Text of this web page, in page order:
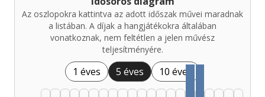
Az oszlopokra kattintva az adott időszak művei maradnak
a listában. A díjak a hangjátékokra általában
vonatkoznak, nem feltétlen a jelen művész
teljesítményére.
1 éves 5 éves 10 éves